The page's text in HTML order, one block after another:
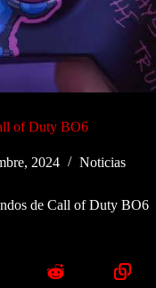
of Duty BO6
2024 Noticias
de Call of Duty BO6